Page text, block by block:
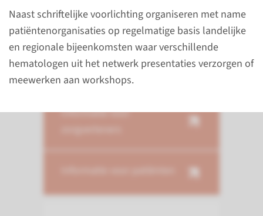
Naast schriftelijke voorlichting organiseren met name
patiënten­organisaties op regelmatige basis landelijke
en regionale bijeenkomsten waar verschillende
hematologen uit het netwerk presentaties verzorgen of
meewerken aan workshops.
Snel naar
Informatie voor